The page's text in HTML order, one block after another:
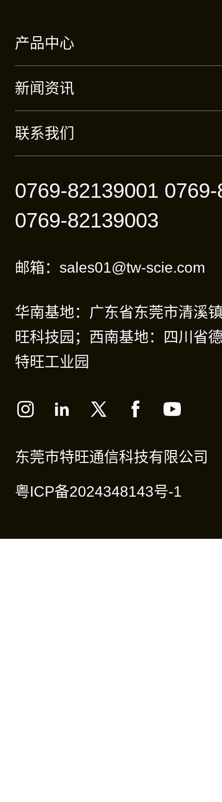
产品中心
新闻资讯
联系我们
0769-82139001
0769-82139003
邮箱：sales01@tw-scie.com
华南基地：广东省东莞市清溪
旺科技园；西南基地：四川省
特旺工业园
东莞市特旺通信科技有限公司
粤ICP备2024348143号-1